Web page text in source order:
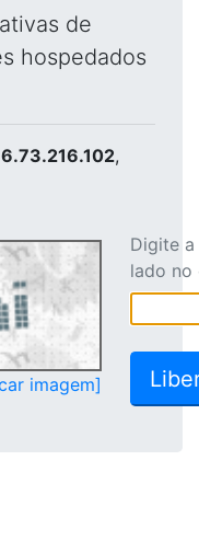
de
hospedados
,
imagem]
Digite
lado no